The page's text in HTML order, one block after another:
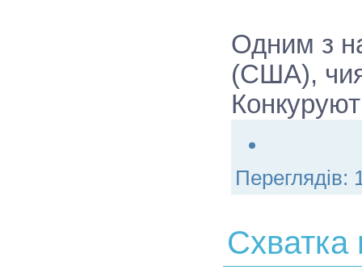
Одним з
(США), чия
Переглядів:
Схватка